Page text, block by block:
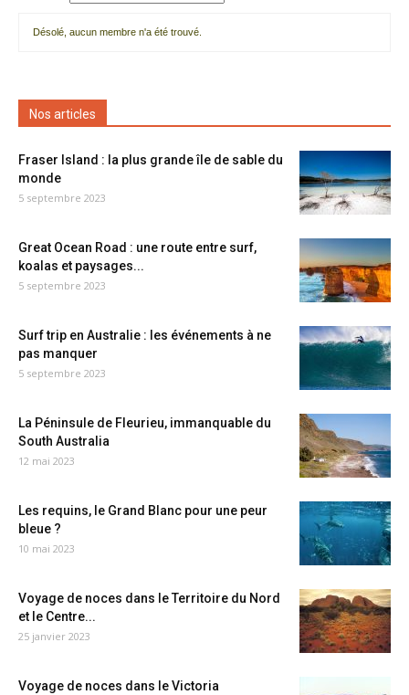
amis
Désolé, aucun membre n'a été trouvé.
Nos articles
Fraser Island : la plus grande île de sable du
monde
5 septembre 2023
Great Ocean Road : une route entre surf,
koalas et paysages...
5 septembre 2023
Surf trip en Australie : les événements à ne
pas manquer
5 septembre 2023
La Péninsule de Fleurieu, immanquable du
South Australia
12 mai 2023
Les requins, le Grand Blanc pour une peur
bleue ?
10 mai 2023
Voyage de noces dans le Territoire du Nord
et le Centre...
25 janvier 2023
Voyage de noces dans le Victoria